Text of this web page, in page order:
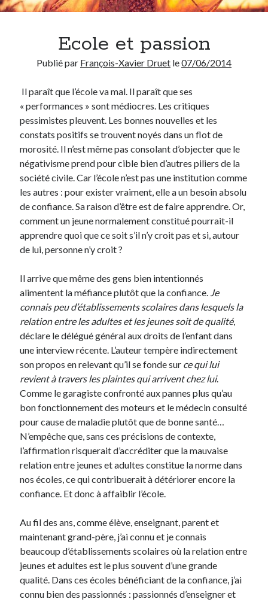
Thèmes
Covid-19(13)
Démocratie
(75)
Enseignement
(69)
Environnement
Ethique (95)
Etymologie
Histoire
(18)
(40)
(14)
Internet
Langues anciennes
Médias
(16)
Philosophie pratique (139)
Poésie
Politique
(95)
Société(196)
Uncategorized
Commentaires récents
Ecole et passion
Publié par François-Xavier Druet le07/06/2014
Il paraît que l’école va mal. Il paraît que ses
« performances » sont médiocres. Les critiques
pessimistes pleuvent. Les bonnes nouvelles et les
constats positifs se trouvent noyés dans un flot de
morosité. Il n’est même pas consolant d’objecter que le
négativisme prend pour cible bien d’autres piliers de la
société civile. Car l’école n’est pas une institution comme
les autres : pour exister vraiment, elle a un besoin absolu
de confiance. Sa raison d’être est de faire apprendre. Or,
comment un jeune normalement constitué pourrait-il
apprendre quoi que ce soit s’il n’y croit pas et si, autour
de lui, personne n’y croit ?
Il arrive que même des gens bien intentionnés
alimentent la méfiance plutôt que la confiance. Je
connais peu d’établissements scolaires dans lesquels la
relation entre les adultes et les jeunes soit de qualité,
déclare le délégué général aux droits de l’enfant dans
une interview récente. L’auteur tempère indirectement
son propos en relevant qu’il se fonde sur ce qui lui
revient à travers les plaintes qui arrivent chez lui.
Comme le garagiste confronté aux pannes plus qu’au
bon fonctionnement des moteurs et le médecin consulté
pour cause de maladie plutôt que de bonne santé…
N’empêche que, sans ces précisions de contexte,
l’affirmation risquerait d’accréditer que la mauvaise
relation entre jeunes et adultes constitue la norme dans
nos écoles, ce qui contribuerait à détériorer encore la
confiance. Et donc à affaiblir l’école.
Au fil des ans, comme élève, enseignant, parent et
maintenant grand-père, j’ai connu et je connais
beaucoup d’établissements scolaires où la relation entre
jeunes et adultes est le plus souvent d’une grande
qualité. Dans ces écoles bénéficiant de la confiance, j’ai
connu bien des passionnés : passionnés d’enseigner et